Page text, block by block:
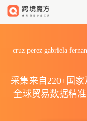
cruz perez gabriela
采集来自220+国家
全球贸易数据精